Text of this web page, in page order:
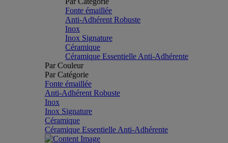
Fonte émaillée
Anti-Adhérent Robuste
Inox
Inox Signature
Céramique
Céramique Essentielle Anti-Adhérente
Par Couleur
Par Catégorie
Fonte émaillée
Anti-Adhérent Robuste
Inox
Inox Signature
Céramique
Céramique Essentielle Anti-Adhérente